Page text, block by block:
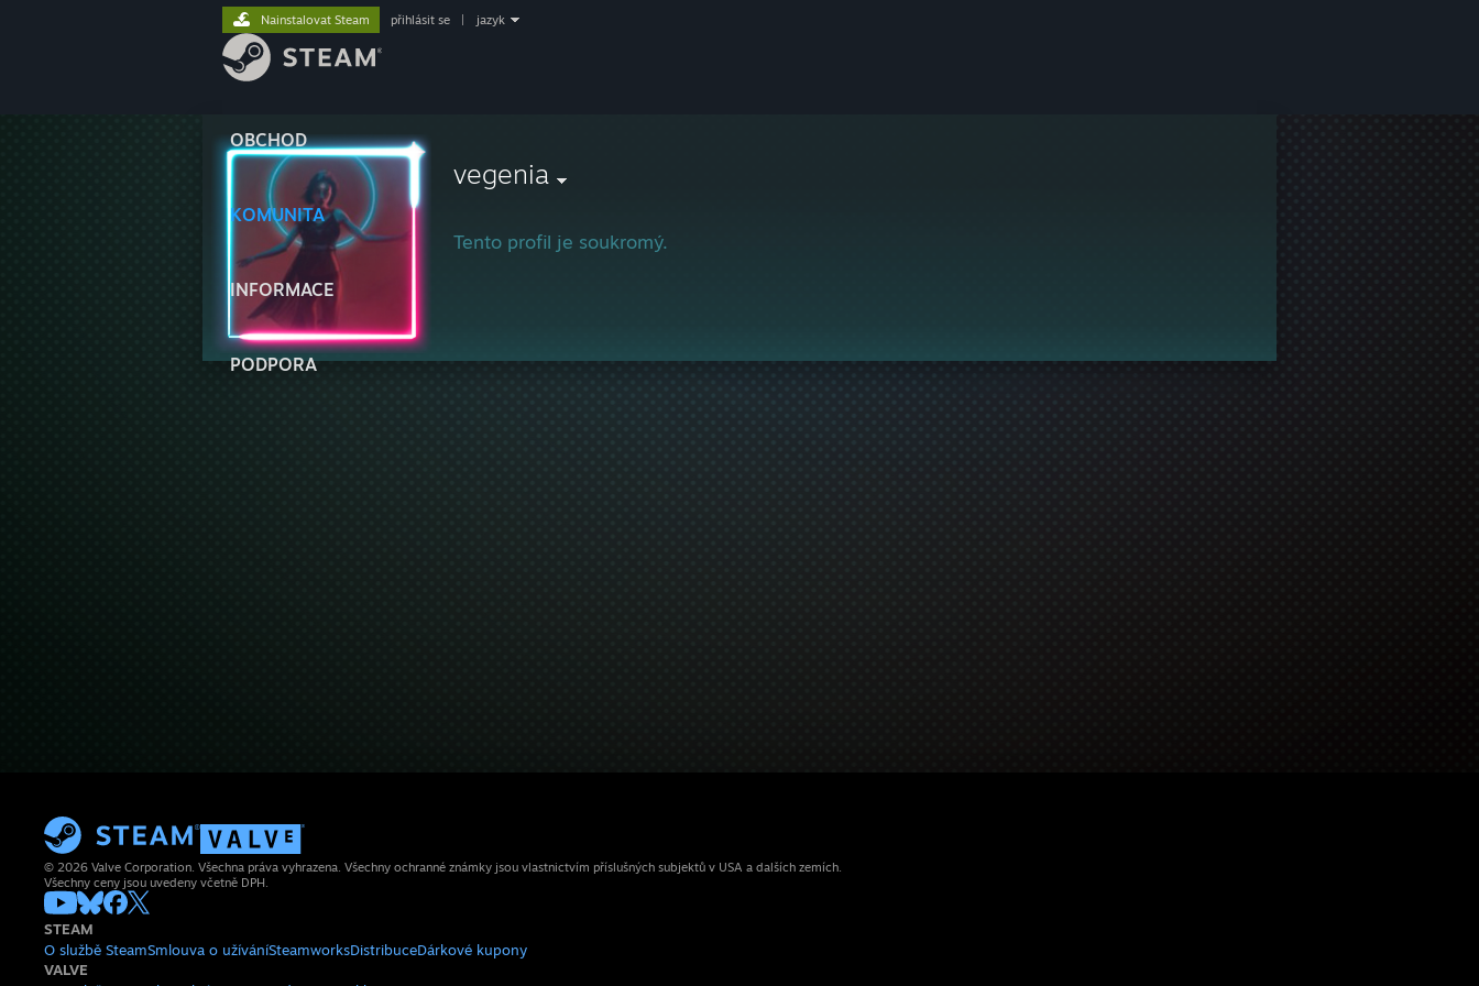
OBCHOD
KOMUNITA
INFORMACE
PODPORA
Nainstalovat Steam přihlásit se jazyk
vegenia
Tento profil je soukromý.
© 2026 Valve Corporation. Všechna práva vyhrazena. Všechny ochranné známky jsou vlastnictvím příslušných subjektů v USA a dalších zemích.
Všechny ceny jsou uvedeny včetně DPH.
STEAM
O službě SteamSmlouva o užíváníSteamworksDistribuceDárkové kupony
VALVE